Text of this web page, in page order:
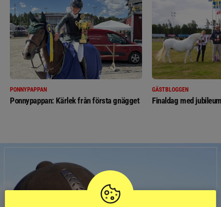
PONNYPAPPAN
Ponnypappan: Kärlek från första gnägget
GÄSTBLOGGEN
Finaldag med